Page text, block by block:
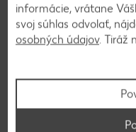
informácie, vrátane
svoj súhlas odvolať,
osobných údajov. Tiráž